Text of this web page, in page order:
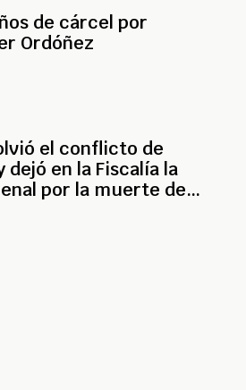
de cárcel por
Ordóñez
el conflicto de
en la Fiscalía la
por la muerte de